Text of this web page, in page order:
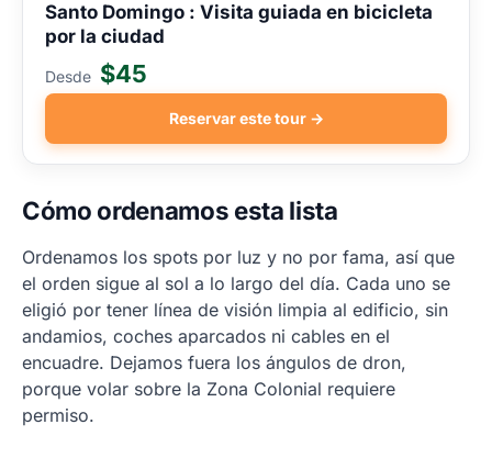
Santo Domingo : Visita guiada en bicicleta
por la ciudad
Desde $45
Reservar este tour →
Cómo ordenamos esta lista
Ordenamos los spots por luz y no por fama, así que
el orden sigue al sol a lo largo del día. Cada uno se
eligió por tener línea de visión limpia al edificio, sin
andamios, coches aparcados ni cables en el
encuadre. Dejamos fuera los ángulos de dron,
porque volar sobre la Zona Colonial requiere
permiso.